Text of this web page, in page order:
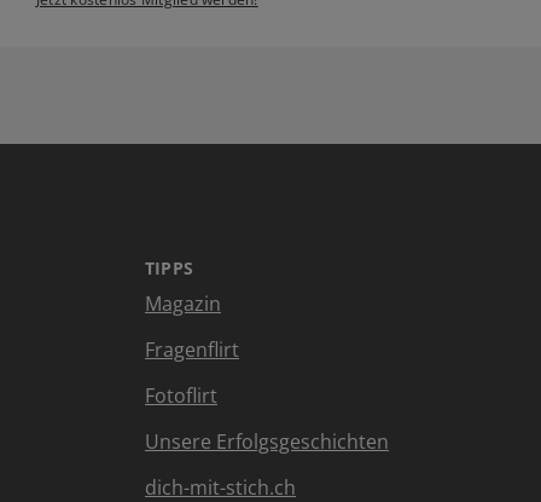
TIPPS
Magazin
Fragenflirt
Fotoflirt
Unsere Erfolgsgeschichten
dich-mit-stich.ch